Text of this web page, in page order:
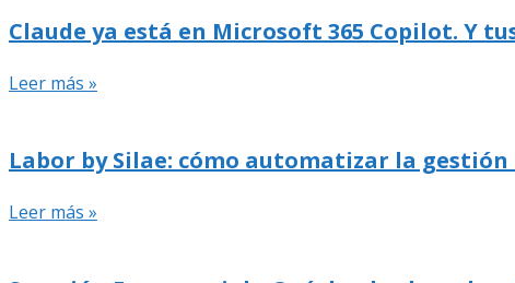
Claude ya está en Microsoft 365 Copilot. Y
Leer más »
Labor by Silae: cómo automatizar la
Leer más »